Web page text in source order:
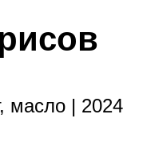
масло | 2024